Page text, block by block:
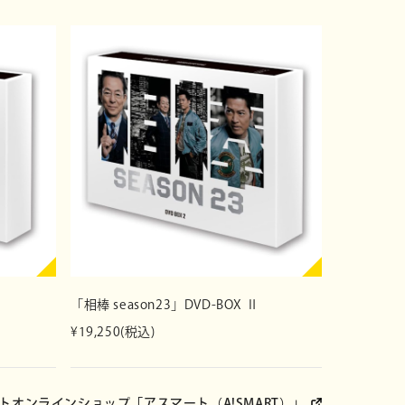
参勤交代 フルスロットル」オフィシャルサイト
chosankin3
「相棒 season23」DVD-BOX Ⅱ
¥19,250(税込)